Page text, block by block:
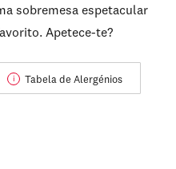
sobremesa espetacular
Apetece-te?
i Tabela de Alergénios